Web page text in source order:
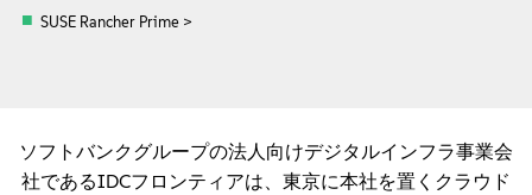
SUSE Rancher Prime >
ソフトバンクグループの法人向けデジタルインフラ事業会
社であるIDCフロンティアは、東京に本社を置くクラウド